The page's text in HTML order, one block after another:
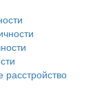
расстройство